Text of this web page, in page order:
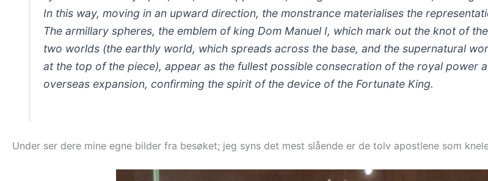
In this way, moving in an upward direction, the monstrance materialises the
The armillary spheres, the emblem of king Dom Manuel I, which mark out the knot of
two worlds (the earthly world, which spreads across the base, and the supernatural
at the top of the piece), appear as the fullest possible consecration of the royal power
overseas expansion, confirming the spirit of the device of the Fortunate King.
Under ser dere mine egne bilder fra besøket; jeg syns det mest slående er de tolv apostlene som